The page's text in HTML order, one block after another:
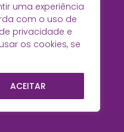
uma experiência
com o uso de
privacidade e
os cookies, se
ACEITAR